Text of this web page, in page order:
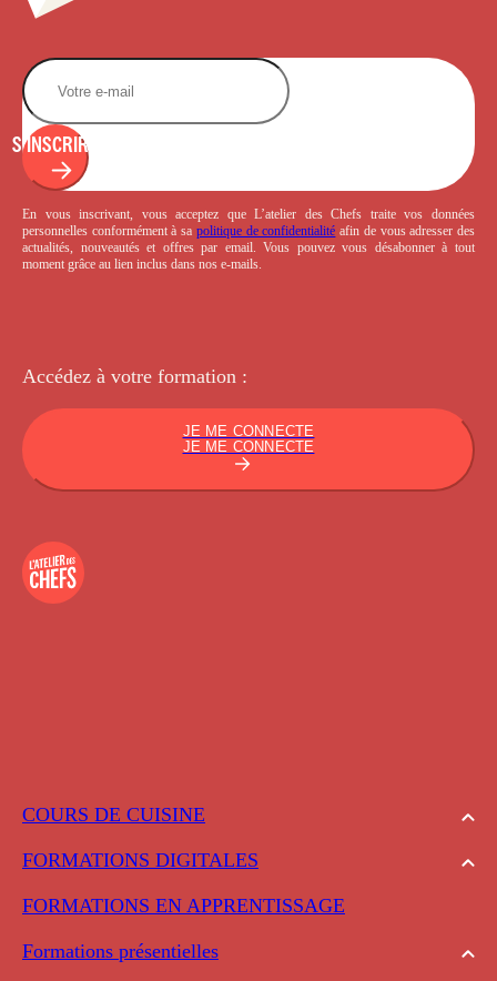
COURS DE CUISINE
FORMATIONS DIGITALES
FORMATIONS EN APPRENTISSAGE
Formations présentielles
S'INSCRIRE
En vous inscrivant, vous acceptez que L’atelier des Chefs traite vos données
personnelles conformément à sa politique de confidentialité afin de vous adresser des
actualités, nouveautés et offres par email. Vous pouvez vous désabonner à tout
moment grâce au lien inclus dans nos e-mails.
Accédez à votre formation :
JE ME CONNECTE
JE ME CONNECTE